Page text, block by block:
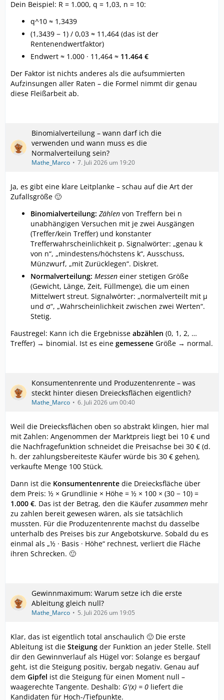
Dein Beispiel: R = 1.000, q = 1,03, n = 10:
q^10 ≈ 1,3439
(1,3439 − 1) / 0,03 ≈ 11,464 (das ist der
Rentenendwertfaktor)
Endwert ≈ 1.000 · 11,464 ≈ 11.464 €
Der Faktor ist nichts anderes als die aufsummierten
Aufzinsungen aller Raten – die Formel nimmt dir genau
diese Fleißarbeit ab.
Binomialverteilung – wann darf ich die
verwenden und wann muss es die
Normalverteilung sein?
Mathe_Marco 7. Juli 2026 um 19:20
Ja, es gibt eine klare Leitplanke – schau auf die Art der
Zufallsgröße 🙂
Binomialverteilung: Zählen von Treffern bei n
unabhängigen Versuchen mit je zwei Ausgängen
(Treffer/kein Treffer) und konstanter
Trefferwahrscheinlichkeit p. Signalwörter: „genau k
von n“, „mindestens/höchstens k“, Ausschuss,
Münzwurf, „mit Zurücklegen“. Diskret.
Normalverteilung: Messen einer stetigen Größe
(Gewicht, Länge, Zeit, Füllmenge), die um einen
Mittelwert streut. Signalwörter: „normalverteilt mit µ
und σ“, „Wahrscheinlichkeit zwischen zwei Werten“.
Stetig.
Faustregel: Kann ich die Ergebnisse abzählen (0, 1, 2, …
Treffer) → binomial. Ist es eine gemessene Größe → normal.
Konsumentenrente und Produzentenrente – was
steckt hinter diesen Dreiecksflächen eigentlich?
Mathe_Marco 6. Juli 2026 um 00:40
Weil die Dreiecksflächen oben so abstrakt klingen, hier mal
mit Zahlen: Angenommen der Marktpreis liegt bei 10 € und
die Nachfragefunktion schneidet die Preisachse bei 30 € (d.
h. der zahlungsbereiteste Käufer würde bis 30 € gehen),
verkaufte Menge 100 Stück.
Dann ist die Konsumentenrente die Dreiecksfläche über
dem Preis: ½ × Grundlinie × Höhe = ½ × 100 × (30 − 10) =
1.000 €. Das ist der Betrag, den die Käuferzusammen mehr
zu zahlen bereit gewesen wären, als sie tatsächlich
mussten. Für die Produzentenrente machst du dasselbe
unterhalb des Preises bis zur Angebotskurve. Sobald du es
einmal als „½ · Basis · Höhe“ rechnest, verliert die Fläche
ihren Schrecken. 🙂
Gewinnmaximum: Warum setze ich die erste
Ableitung gleich null?
Mathe_Marco 5. Juli 2026 um 19:05
Klar, das ist eigentlich total anschaulich 🙂 Die erste
Ableitung ist die Steigung der Funktion an jeder Stelle. Stell
dir den Gewinnverlauf als Hügel vor: Solange es bergauf
geht, ist die Steigung positiv, bergab negativ. Genau auf
dem Gipfel ist die Steigung für einen Moment null –
waagerechte Tangente. Deshalb: G'(x) = 0 liefert die
Kandidaten für Hoch-/Tiefpunkte.